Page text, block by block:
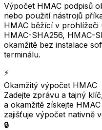
Výpočet HMAC podpisů
nebo použití nástrojů
HMAC běžící v prohlížeči
HMAC-SHA256, HMAC-
okamžitě bez instalace
terminálu.
⚡
Okamžitý výpočet HMAC
Zadejte zprávu a tajný
a okamžitě získejte
zajišťuje výpočet nativně
🔒